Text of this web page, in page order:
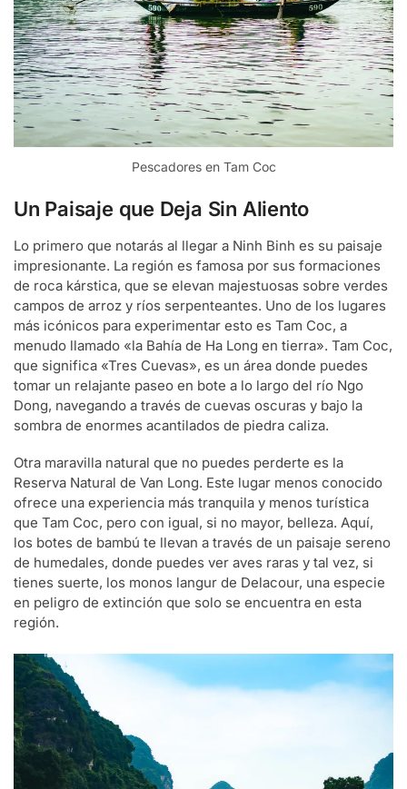
Pescadores en Tam Coc
Un Paisaje que Deja Sin Aliento
Lo primero que notarás al llegar a Ninh Binh es su paisaje
impresionante. La región es famosa por sus formaciones
de roca kárstica, que se elevan majestuosas sobre verdes
campos de arroz y ríos serpenteantes. Uno de los lugares
más icónicos para experimentar esto es Tam Coc, a
menudo llamado «la Bahía de Ha Long en tierra». Tam Coc,
que significa «Tres Cuevas», es un área donde puedes
tomar un relajante paseo en bote a lo largo del río Ngo
Dong, navegando a través de cuevas oscuras y bajo la
sombra de enormes acantilados de piedra caliza.
Otra maravilla natural que no puedes perderte es la
Reserva Natural de Van Long. Este lugar menos conocido
ofrece una experiencia más tranquila y menos turística
que Tam Coc, pero con igual, si no mayor, belleza. Aquí,
los botes de bambú te llevan a través de un paisaje sereno
de humedales, donde puedes ver aves raras y tal vez, si
tienes suerte, los monos langur de Delacour, una especie
en peligro de extinción que solo se encuentra en esta
región.